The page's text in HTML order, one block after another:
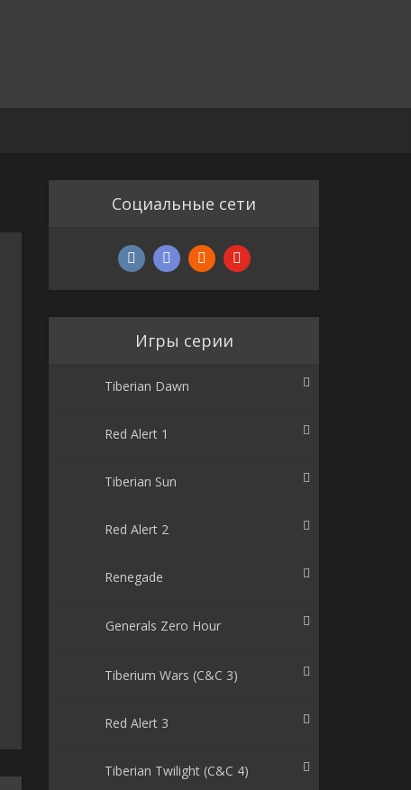
Социальные сети
Игры серии
Tiberian Dawn
Red Alert 1
Tiberian Sun
Red Alert 2
Renegade
Generals Zero Hour
Tiberium Wars (C&C 3)
Red Alert 3
Tiberian Twilight (C&C 4)